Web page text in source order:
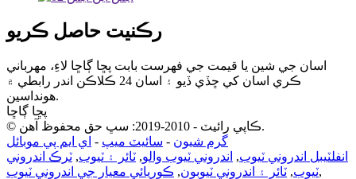
رڪنيت حاصل ڪريو
اسان جي شين يا قيمت جي فهرست بابت پڇا ڳاڇا لاءِ، مهرباني
ڪري اسان کي ڇڏي ڏيو ۽ اسان 24 ڪلاڪن اندر رابطي ۾
هونداسين.
پڇا ڳاڇا
© ڪاپي رائيٽ - 2010-2019: سڀ حق محفوظ آهن.
گرم شيون - سائيٽ ميپ - اي ايم پي موبائل
انفلٽيبل اندروني ٽيوب, اندروني ٽيوب والو, ٽائر ۽ ٽيوب, ٽرڪ اندروني
ٽيوب, ٽائر ۽ اندروني ٽيوبون, ڪوريائي معيار جي اندروني ٽيوب ,